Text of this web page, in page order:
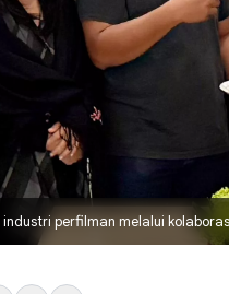
industri perfilman melalui